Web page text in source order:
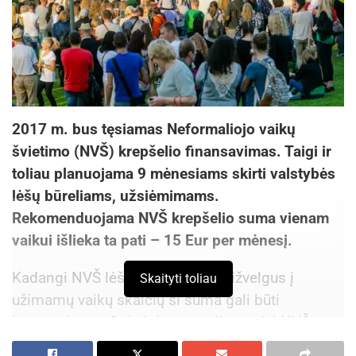
2017 m. bus tęsiamas Neformaliojo vaikų
švietimo (NVŠ) krepšelio finansavimas. Taigi ir
toliau planuojama 9 mėnesiams skirti valstybės
lėšų būreliams, užsiėmimams.
Rekomenduojama NVŠ krepšelio suma vienam
vaikui išlieka ta pati – 15 Eur per mėnesį.
Kadangi NVŠ lėšų yra ribotai, atsižvelgus į
užimamų vaikų skaičių ši suma gali būti
koreguojama. Galutinis sprendimas dėl NVŠ
tikslinių lėšų finansavimo šaltinio, dydžio,
Skaityti toliau